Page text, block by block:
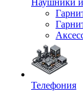
Наушники
Телефония